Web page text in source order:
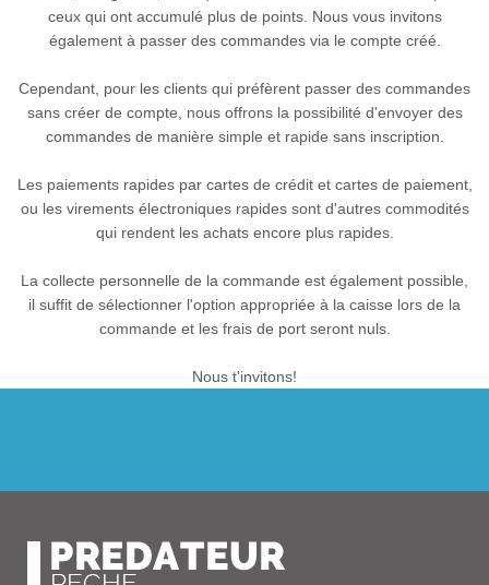
ceux qui ont accumulé plus de points. Nous vous invitons
également à passer des commandes via le compte créé.
Cependant, pour les clients qui préfèrent passer des commandes
sans créer de compte, nous offrons la possibilité d'envoyer des
commandes de manière simple et rapide sans inscription.
Les paiements rapides par cartes de crédit et cartes de paiement,
ou les virements électroniques rapides sont d'autres commodités
qui rendent les achats encore plus rapides.
La collecte personnelle de la commande est également possible,
il suffit de sélectionner l'option appropriée à la caisse lors de la
commande et les frais de port seront nuls.
Nous t'invitons!